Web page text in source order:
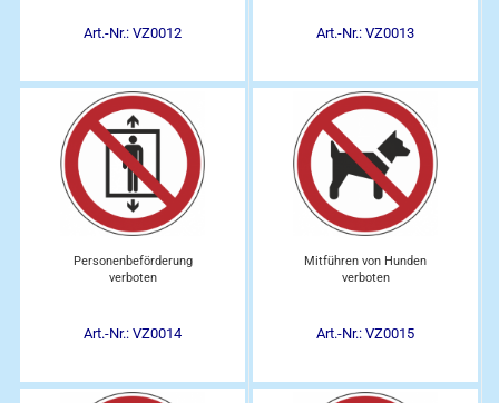
Art.-Nr.: VZ0012 Art.-Nr.: VZ0013
Personenbeförderung
verboten
Art.-Nr.: VZ0014
Mitführen von Hunden
verboten
Art.-Nr.: VZ0015